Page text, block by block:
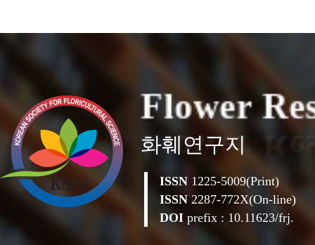
Flower Re
화훼연구지
ISSN 1225-5009(Print)
ISSN 2287-772X(On-line)
DOI prefix : 10.11623/frj.